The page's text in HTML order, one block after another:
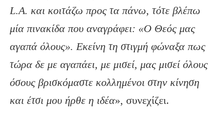
L.A. και κοιτάζω προς τα πάνω, τότε βλέπω
μία πινακίδα που αναγράφει: «Ο Θεός μας
αγαπά όλους». Εκείνη τη στιγμή φώναξα πως
τώρα δε με αγαπάει, με μισεί, μας μισεί όλους
όσους βρισκόμαστε κολλημένοι στην κίνηση
και έτσι μου ήρθε η ιδέα», συνεχίζει.